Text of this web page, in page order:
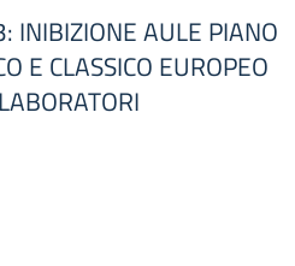
AULE PIANO
E CLASSICO EUROPEO